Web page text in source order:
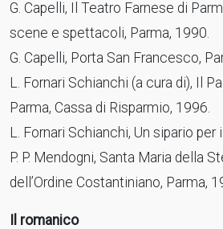
G. Capelli, Il Teatro Farnese di
scene e spettacoli, Parma, 1990.
G. Capelli, Porta San Francesco,
L. Fornari Schianchi (a cura di), Il
Parma, Cassa di Risparmio, 1996.
L. Fornari Schianchi, Un sipario per
P. P. Mendogni, Santa Maria della
dell’Ordine Costantiniano, Parma,
Il romanico